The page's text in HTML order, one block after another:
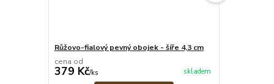
Růžovo-fialový pevný obojek - šíře 4,3 cm
cena od
379 Kč/ks skladem